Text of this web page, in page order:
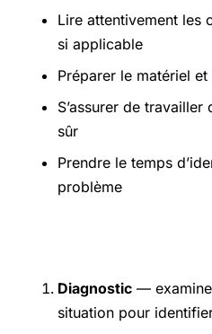
Lire attentivement les
si applicable
Préparer le matériel
S’assurer de
sûr
Prendre le temps
problème
Diagnostic —
situation pour